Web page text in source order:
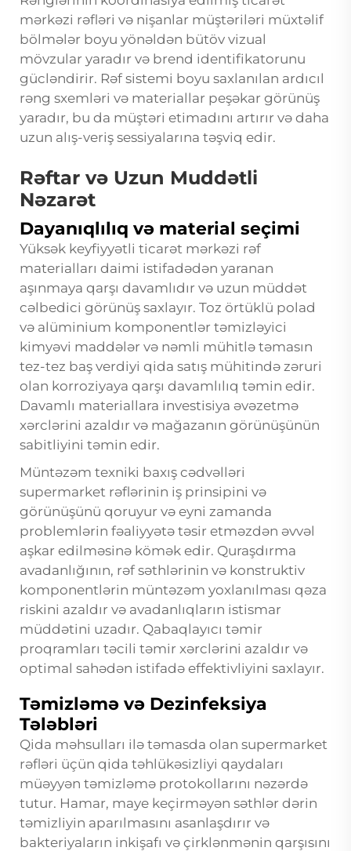
mərkəzi rəfləri və nişanlar müştəriləri müxtəlif
bölmələr boyu yönəldən bütöv vizual
mövzular yaradır və brend identifikatorunu
gücləndirir. Rəf sistemi boyu saxlanılan ardıcıl
rəng sxemləri və materiallar peşəkar görünüş
yaradır, bu da müştəri etimadını artırır və daha
uzun alış-veriş sessiyalarına təşviq edir.
Rəftar və Uzun Muddətli
Nəzarət
Dayanıqlılıq və material seçimi
Yüksək keyfiyyətli ticarət mərkəzi rəf
materialları daimi istifadədən yaranan
aşınmaya qarşı davamlıdır və uzun müddət
cəlbedici görünüş saxlayır. Toz örtüklü polad
və alüminium komponentlər təmizləyici
kimyəvi maddələr və nəmli mühitlə təmasın
tez-tez baş verdiyi qida satış mühitində zəruri
olan korroziyaya qarşı davamlılıq təmin edir.
Davamlı materiallara investisiya əvəzetmə
xərclərini azaldır və mağazanın görünüşünün
sabitliyini təmin edir.
Müntəzəm texniki baxış cədvəlləri
supermarket rəflərinin iş prinsipini və
görünüşünü qoruyur və eyni zamanda
problemlərin fəaliyyətə təsir etməzdən əvvəl
aşkar edilməsinə kömək edir. Quraşdırma
avadanlığının, rəf səthlərinin və konstruktiv
komponentlərin müntəzəm yoxlanılması qəza
riskini azaldır və avadanlıqların istismar
müddətini uzadır. Qabaqlayıcı təmir
proqramları təcili təmir xərclərini azaldır və
optimal sahədən istifadə effektivliyini saxlayır.
Təmizləmə və Dezinfeksiya
Tələbləri
Qida məhsulları ilə təmasda olan supermarket
rəfləri üçün qida təhlükəsizliyi qaydaları
müəyyən təmizləmə protokollarını nəzərdə
tutur. Hamar, maye keçirməyən səthlər dərin
təmizliyin aparılmasını asanlaşdırır və
bakteriyaların inkişafı və çirklənmənin qarşısını